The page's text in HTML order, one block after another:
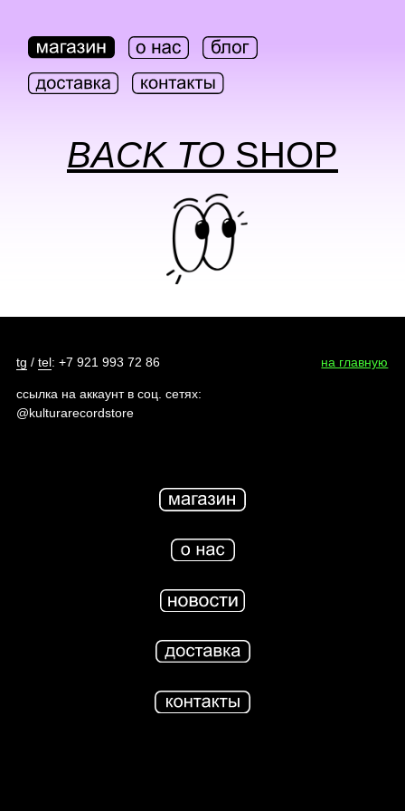
BACK TO SHOP
на главную
ссылка на аккаунт в соц. сетях:
@kulturarecordstore
tg / tel: +7 921 993 72 86